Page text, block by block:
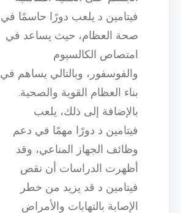
فيتامين د يلعب دورًا حاسمًا في
صحة العظام، حيث يساعد في
امتصاص الكالسيوم
والفوسفور، وبالتالي يساهم في
بناء العظام القوية والصحية.
بالإضافة إلى ذلك، يلعب
فيتامين د دورًا مهمًا في دعم
وظائف الجهاز المناعي، وقد
أظهرت الدراسات أن نقص
فيتامين د قد يزيد من خطر
الإصابة بالتهابات والأمراض